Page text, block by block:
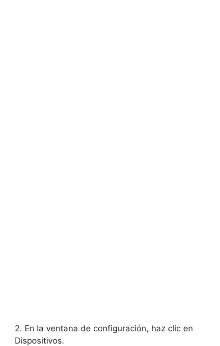
2. En la ventana de configuración, haz clic en
Dispositivos.